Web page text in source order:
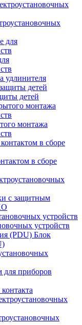
удлинителя
детей
монтажа
в сборе
с защитным
устройств
Блок
для приборов